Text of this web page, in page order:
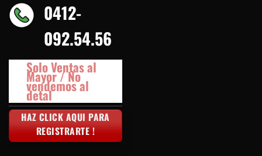
0412-
092.54.56
Solo Ventas al
Mayor / No
vendemos al
detal
HAZ CLICK AQUI PARA
REGISTRARTE !